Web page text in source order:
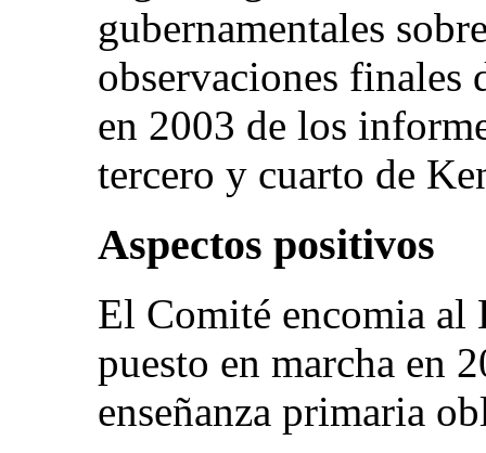
gubernamentales
observaciones finales
en 2003 de los
tercero y cuarto de
Aspectos positivos
El Comité encomia al
puesto en marcha en
enseñanza primaria